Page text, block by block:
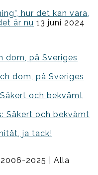
hur det kan vara,
är nu 13 juni 2024
dom, på Sveriges
dom, på Sveriges
och bekvämt
Säkert och bekvämt
ja tack!
2025 | Alla